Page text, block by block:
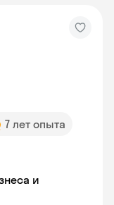
7 лет опыта
и